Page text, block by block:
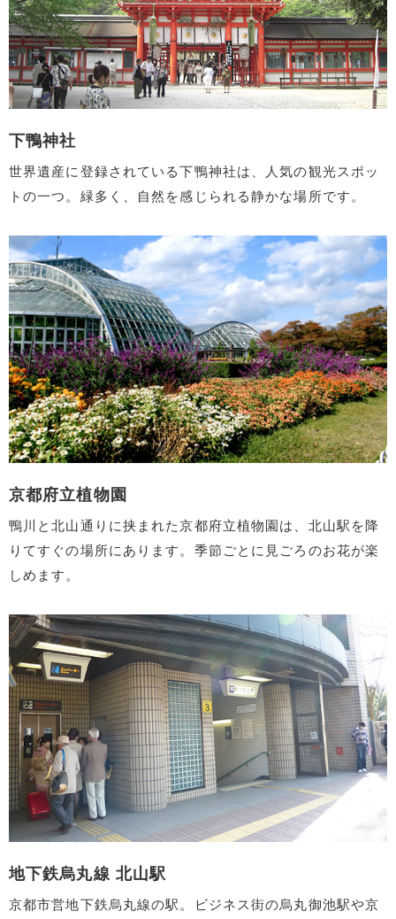
下鴨神社
世界遺産に登録されている下鴨神社は、人気の観光スポッ
トの一つ。緑多く、自然を感じられる静かな場所です。
京都府立植物園
鴨川と北山通りに挟まれた京都府立植物園は、北山駅を降
りてすぐの場所にあります。季節ごとに見ごろのお花が楽
しめます。
地下鉄烏丸線 北山駅
京都市営地下鉄烏丸線の駅。ビジネス街の烏丸御池駅や京